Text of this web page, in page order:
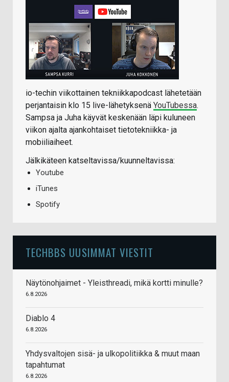
io-techin viikottainen tekniikkapodcast lähetetään
perjantaisin klo 15 live-lähetyksenä YouTubessa.
Sampsa ja Juha käyvät keskenään läpi kuluneen
viikon ajalta ajankohtaiset tietotekniikka- ja
mobiiliaiheet.
Jälkikäteen katseltavissa/kuunneltavissa:
Youtube
iTunes
Spotify
TECHBBS UUSIMMAT VIESTIT
Näytönohjaimet - Yleisthreadi, mikä kortti minulle?
6.8.2026
Diablo 4
6.8.2026
Yhdysvaltojen sisä- ja ulkopolitiikka & muut maan
tapahtumat
6.8.2026